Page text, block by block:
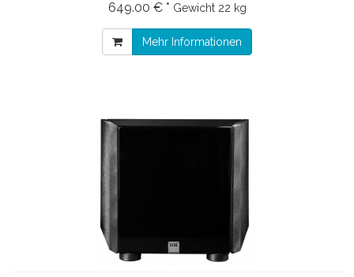
649.00 € * Gewicht 22 kg
Mehr Informationen